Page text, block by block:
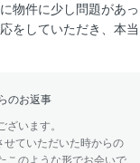
物件に少し問題があっ
をしていただき、本当
のお返事
います。
せていただいた時からの
このような形でお会いで